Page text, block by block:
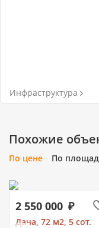
Инфраструктура
Похожие
По цене По
2 550 000
Дача, 72 м2, 5 сот.